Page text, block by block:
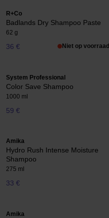
R+Co
Badlands Dry Shampoo Paste
62 g
36 € Niet op voorraad
System Professional
Color Save Shampoo
1000 ml
59 €
Amika
Hydro Rush Intense Moisture
Shampoo
275 ml
33 €
Amika